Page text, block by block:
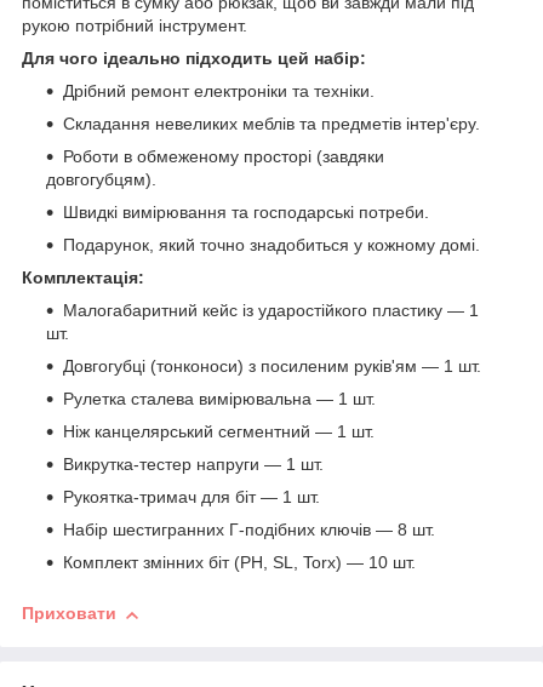
рукою потрібний інструмент.
Для чого ідеально підходить цей набір:
Дрібний ремонт електроніки та техніки.
Складання невеликих меблів та предметів інтер'єру.
Роботи в обмеженому просторі (завдяки
довгогубцям).
Швидкі вимірювання та господарські потреби.
Подарунок, який точно знадобиться у кожному домі.
Комплектація:
Малогабаритний кейс із ударостійкого пластику — 1
шт.
Довгогубці (тонконоси) з посиленим руків'ям — 1 шт.
Рулетка сталева вимірювальна — 1 шт.
Ніж канцелярський сегментний — 1 шт.
Викрутка-тестер напруги — 1 шт.
Рукоятка-тримач для біт — 1 шт.
Набір шестигранних Г-подібних ключів — 8 шт.
Комплект змінних біт (PH, SL, Torx) — 10 шт.
Приховати